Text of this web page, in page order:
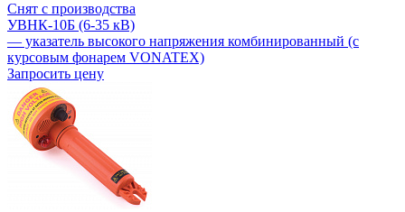
Снят с производства
УВНК-10Б (6-35 кВ)
— указатель высокого напряжения комбинированный (с
курсовым фонарем VONATEX)
Запросить цену